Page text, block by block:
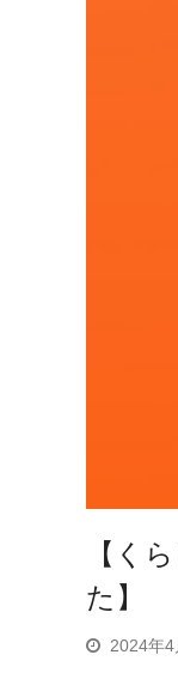
【く
た】
2024年4